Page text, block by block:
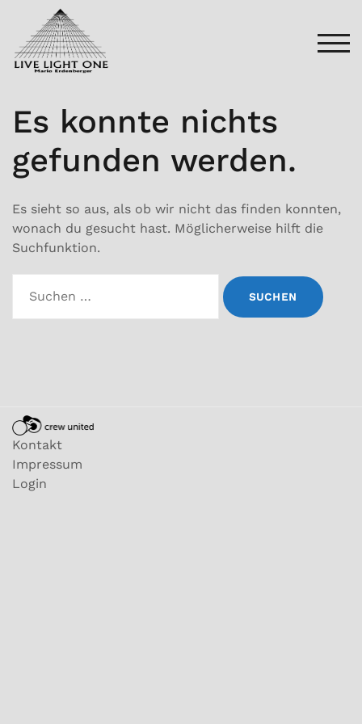
springen
Es konnte nichts
gefunden werden.
Es sieht so aus, als ob wir nicht das finden konnten,
wonach du gesucht hast. Möglicherweise hilft die
Suchfunktion.
nach:
Kontakt
Impressum
Login